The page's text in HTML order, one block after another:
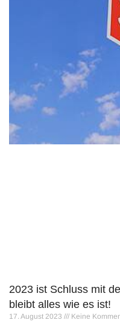
2023 ist Schluss mit
bleibt alles wie es ist!
17. August 2023 Keine